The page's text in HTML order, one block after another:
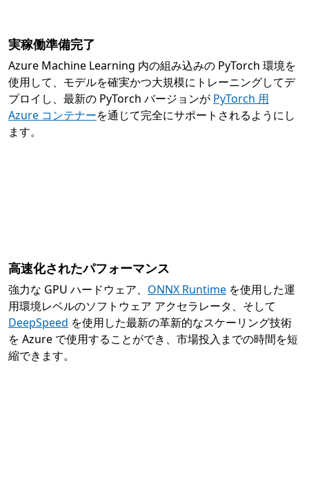
実稼働準備完了
Azure Machine Learning 内の組み込みの PyTorch 環境を
使用して、モデルを確実かつ大規模にトレーニングしてデ
プロイし、最新の PyTorch バージョンが PyTorch 用
Azure コンテナーを通じて完全にサポートされるようにし
ます。
高速化されたパフォーマンス
強力な GPU ハードウェア、 ONNX Runtime を使用した運
用環境レベルのソフトウェア アクセラレータ、そして
DeepSpeed を使用した最新の革新的なスケーリング技術
を Azure で使用することができ、市場投入までの時間を短
縮できます。